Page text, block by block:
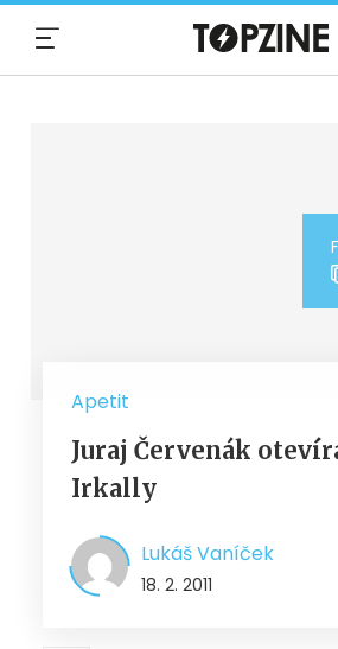
Apetit
Juraj Červenák
Irkally
Lukáš Vaníček
18. 2. 2011